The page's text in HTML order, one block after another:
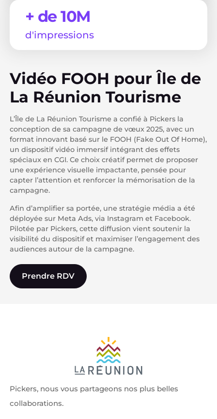
+ de 10M
d'impressions
Vidéo FOOH pour Île de
La Réunion Tourisme
L’Île de La Réunion Tourisme a confié à Pickers la
conception de sa campagne de vœux 2025, avec un
format innovant basé sur le FOOH (Fake Out Of Home),
un dispositif vidéo immersif intégrant des effets
spéciaux en CGI. Ce choix créatif permet de proposer
une expérience visuelle impactante, pensée pour
capter l’attention et renforcer la mémorisation de la
campagne.
Afin d’amplifier sa portée, une stratégie média a été
déployée sur Meta Ads, via Instagram et Facebook.
Pilotée par Pickers, cette diffusion vient soutenir la
visibilité du dispositif et maximiser l’engagement des
audiences autour de la campagne.
Prendre RDV
Pickers, nous vous partageons nos plus belles
collaborations.